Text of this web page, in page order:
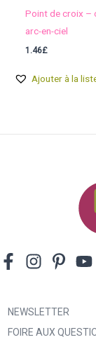
Point de croix –
arc-en-ciel
1.46£
Ajouter à la
NEWSLETTER
FOIRE AUX